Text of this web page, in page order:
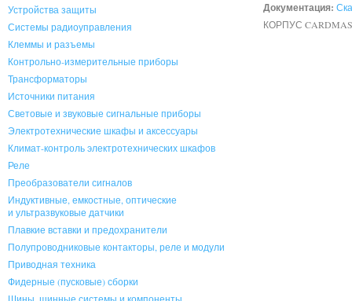
Устройства защиты
Системы радиоуправления
Клеммы и разъемы
Контрольно-измерительные приборы
Трансформаторы
Источники питания
Световые и звуковые сигнальные приборы
Электротехнические шкафы и аксессуары
Климат-контроль электротехнических шкафов
Реле
Преобразователи сигналов
Индуктивные, емкостные, оптические
и ультразвуковые датчики
Плавкие вставки и предохранители
Полупроводниковые контакторы, реле и модули
Приводная техника
Фидерные (пусковые) сборки
Документация:
КОРПУС